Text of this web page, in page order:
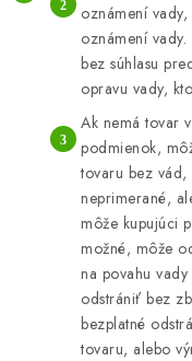
oznámení
oznámení
bez súhlasu
opravu vady,
Ak nemá tovar
podmienok,
tovaru bez
neprimerané,
môže kupujúci
možné, môže
na povahu
odstrániť bez
bezplatné
tovaru, alebo